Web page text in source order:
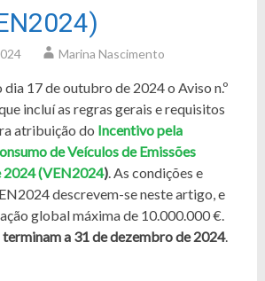
Marina Nascimento
17 de outubro de 2024 o Aviso n.º
incluí as regras gerais e requisitos
atribuição do Incentivo pela
de Veículos de Emissões
2024 (VEN2024). As condições e
descrevem-se neste artigo, e
global máxima de 10.000.000 €.
terminam a 31 de dezembro de 2024.